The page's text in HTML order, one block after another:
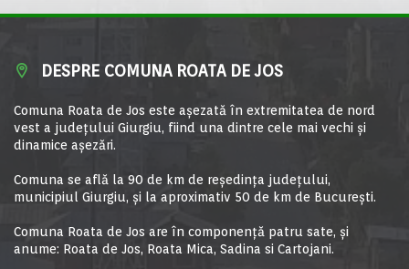
DESPRE COMUNA ROATA DE JOS
Comuna Roata de Jos este aşezată în extremitatea de nord
vest a judeţului Giurgiu, fiind una dintre cele mai vechi şi
dinamice aşezări.
Comuna se află la 90 de km de reşedinţa judeţului,
municipiul Giurgiu, şi la aproximativ 50 de km de Bucureşti.
Comuna Roata de Jos are în componență patru sate, și
anume: Roata de Jos, Roata Mica, Sadina si Cartojani.